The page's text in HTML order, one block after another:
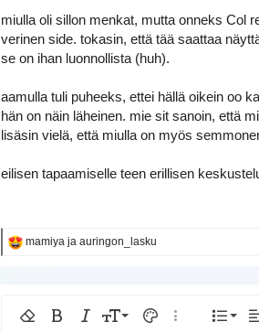
miulla oli sillon menkat, mutta onneks Col
verinen side. tokasin, että tää saattaa
se on ihan luonnollista (huh).
aamulla tuli puheeks, ettei hällä oikein oo
hän on näin läheinen. mie sit sanoin, että
lisäsin vielä, että miulla on myös
eilisen tapaamiselle teen erillisen
R
i
mamiya ja auringon_lasku
Poista muotoilu
LihavoituKursivoitu
Fontin koko
9
Tekstin väri
Lisää Lista